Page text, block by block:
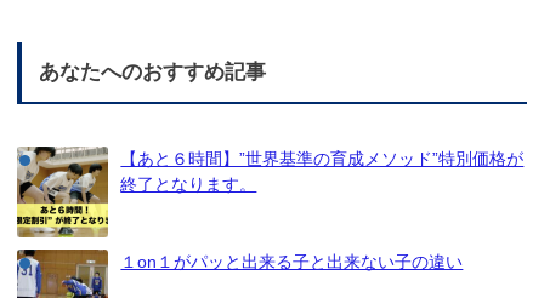
あなたへのおすすめ記事
【あと６時間】”世界基準の育成メソッド”特別価格が
終了となります。
１on１がパッと出来る子と出来ない子の違い